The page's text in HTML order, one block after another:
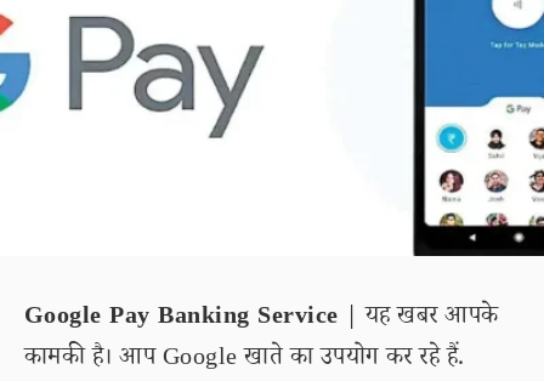
Google Pay Banking Service | यह खबर आपके
कामकी है। आप Google खाते का उपयोग कर रहे हैं.